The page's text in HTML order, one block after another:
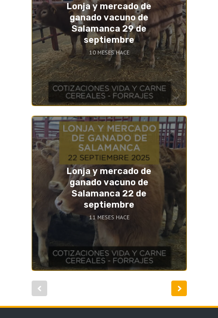
Lonja y mercado de
ganado vacuno de
Salamanca 29 de
septiembre
10 MESES HACE
Lonja y mercado de
ganado vacuno de
Salamanca 22 de
septiembre
11 MESES HACE